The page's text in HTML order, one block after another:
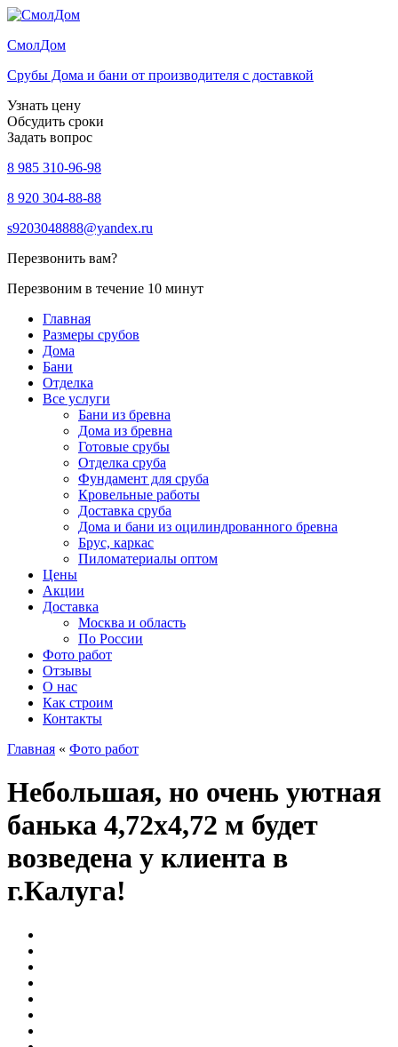
СмолДом
Срубы Дома и бани от производителя с доставкой
Узнать цену
Обсудить сроки
Задать вопрос
8 985 310-96-98
8 920 304-88-88
s9203048888@yandex.ru
Перезвонить вам?
Перезвоним в течение 10 минут
Главная
Размеры срубов
Дома
Бани
Отделка
Все услуги
Бани из бревна
Дома из бревна
Готовые срубы
Отделка сруба
Фундамент для сруба
Кровельные работы
Доставка сруба
Дома и бани из оцилиндрованного бревна
Брус, каркас
Пиломатериалы оптом
Цены
Акции
Доставка
Москва и область
По России
Фото работ
Отзывы
О нас
Как строим
Контакты
Главная « Фото работ
Небольшая, но очень уютная
банька 4,72х4,72 м будет
возведена у клиента в
г.Калуга!